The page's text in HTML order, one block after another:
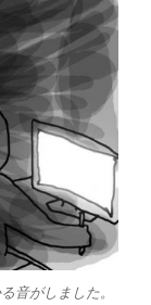
音がしました。